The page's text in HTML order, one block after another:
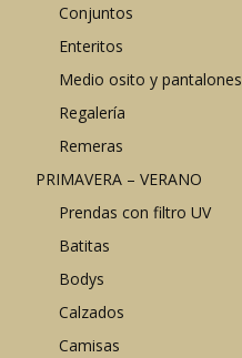
Conjuntos
Enteritos
Medio osito y pantalones
Regalería
Remeras
PRIMAVERA – VERANO
Prendas con filtro UV
Batitas
Bodys
Calzados
Camisas